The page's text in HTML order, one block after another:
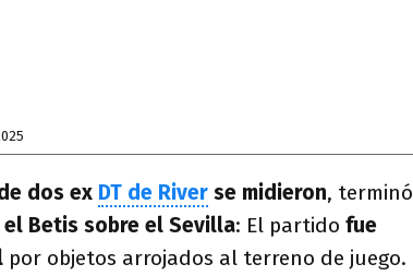
dos ex DT de River se midieron, terminó
Betis sobre el Sevilla: El partido fue
por objetos arrojados al terreno de juego.